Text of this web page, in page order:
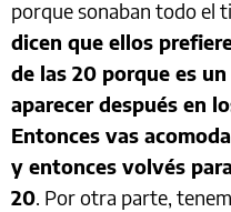
porque sonaban todo el
dicen que ellos
de las 20 porque es
aparecer después en
Entonces vas
y entonces volvés
20. Por otra parte,